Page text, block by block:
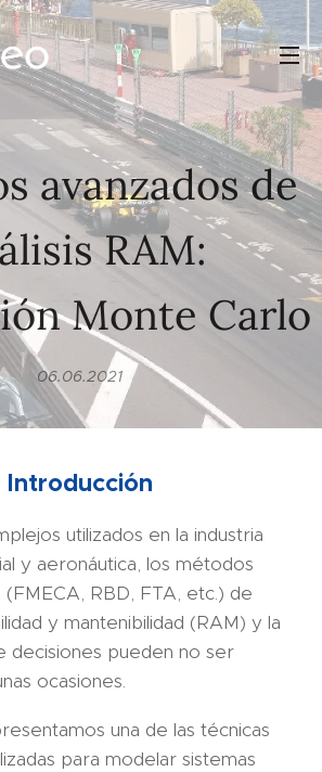
avanzados de
RAM:
Monte Carlo
06.06.2021
Introducción
utilizados en la industria
y aeronáutica, los métodos
(FMECA, RBD, FTA, etc.) de
y mantenibilidad (RAM) y la
decisiones pueden no ser
ocasiones.
una de las técnicas
para modelar sistemas